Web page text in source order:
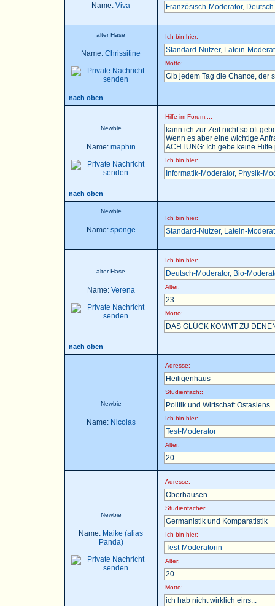
Name: Viva Französisch-Moderator,
alter Hase
Name: Chrissitine
Ich bin hier:
Standard-Nutzer, Latein-
Motto:
Gib jedem Tag die Chance, der
nach oben
Newbie
Name: maphin
Hilfe im Forum...:
kann ich zur Zeit nicht so oft
Wenn es aber eine wichtige
ACHTUNG: Ich gebe keine
Ich bin hier:
Informatik-Moderator, Physik-
nach oben
Newbie
Name: sponge
Ich bin hier:
Standard-Nutzer, Latein-
alter Hase
Name: Verena
Ich bin hier:
Deutsch-Moderator, Bio-
Alter:
23
Motto:
DAS GLÜCK KOMMT ZU
nach oben
Newbie
Name: Nicolas
Adresse:
Heiligenhaus
Studienfach::
Politik und Wirtschaft Ostasiens
Ich bin hier:
Test-Moderator
Alter:
20
Newbie
Name: Maike (alias
Panda)
Adresse:
Oberhausen
Studienfächer:
Germanistik und Komparatistik
Ich bin hier:
Test-Moderatorin
Alter:
20
Motto:
ich hab nicht wirklich eins...